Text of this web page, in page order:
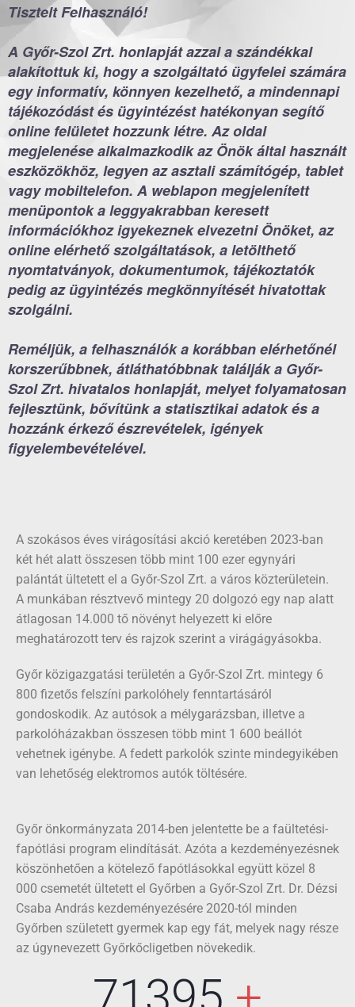
Tisztelt Felhasználó!
A Győr-Szol Zrt. honlapját azzal a szándékkal
alakítottuk ki, hogy a szolgáltató ügyfelei számára
egy informatív, könnyen kezelhető, a mindennapi
tájékozódást és ügyintézést hatékonyan segítő
online felületet hozzunk létre. Az oldal
megjelenése alkalmazkodik az Önök által használt
eszközökhöz, legyen az asztali számítógép, tablet
vagy mobiltelefon. A weblapon megjelenített
menüpontok a leggyakrabban keresett
információkhoz igyekeznek elvezetni Önöket, az
online elérhető szolgáltatások, a letölthető
nyomtatványok, dokumentumok, tájékoztatók
pedig az ügyintézés megkönnyítését hivatottak
szolgálni.
Reméljük, a felhasználók a korábban elérhetőnél
korszerűbbnek, átláthatóbbnak találják a Győr-
Szol Zrt. hivatalos honlapját, melyet folyamatosan
fejlesztünk, bővítünk a statisztikai adatok és a
hozzánk érkező észrevételek, igények
figyelembevételével.
A szokásos éves virágosítási akció keretében 2023-ban
két hét alatt összesen több mint 100 ezer egynyári
palántát ültetett el a Győr-Szol Zrt. a város közterületein.
A munkában résztvevő mintegy 20 dolgozó egy nap alatt
átlagosan 14.000 tő növényt helyezett ki előre
meghatározott terv és rajzok szerint a virágágyásokba.
Győr közigazgatási területén a Győr-Szol Zrt. mintegy 6
800 fizetős felszíni parkolóhely fenntartásáról
gondoskodik. Az autósok a mélygarázsban, illetve a
parkolóházakban összesen több mint 1 600 beállót
vehetnek igénybe. A fedett parkolók szinte mindegyikében
van lehetőség elektromos autók töltésére.
Győr önkormányzata 2014-ben jelentette be a faültetési-
fapótlási program elindítását. Azóta a kezdeményezésnek
köszönhetően a kötelező fapótlásokkal együtt közel 8
000 csemetét ültetett el Győrben a Győr-Szol Zrt. Dr. Dézsi
Csaba András kezdeményezésére 2020-tól minden
Győrben született gyermek kap egy fát, melyek nagy része
az úgynevezett Győrkőcligetben növekedik.